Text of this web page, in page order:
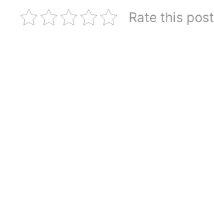
Rate this post